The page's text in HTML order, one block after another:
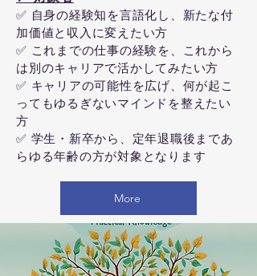
✅ 自身の経験知を言語化し、新たな付
加価値と収入に変えたい方
✅ これまでの仕事の経験を、これから
は別のキャリアで活かしてみたい方
✅ キャリアの可能性を広げ、何が起こ
ってもゆるぎないマインドを整えたい
方
✅ 学生・新卒から、定年退職後まであ
らゆる年齢の方が対象となります
More